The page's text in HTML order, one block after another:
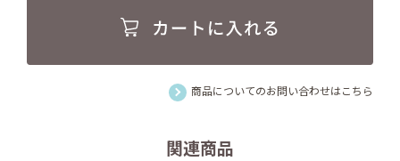
商品についてのお問い合わせはこちら
関連商品